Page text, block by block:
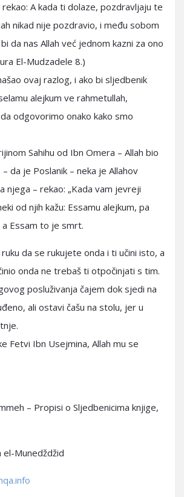
A kada ti dolaze, pozdravljaju te
nikad nije pozdravio, i među sobom
da nas Allah već jednom kazni za ono
El-Mudzadele 8.)
ovaj razlog, i ako bi sljedbenik
alejkum ve rahmetullah,
odgovorimo onako kako smo
Sahihu od Ibn Omera – Allah bio
da je Poslanik – neka je Allahov
njega – rekao: „Kada vam jevreji
od njih kažu: Essamu alejkum, pa
Essam to je smrt.
da se rukujete onda i ti učini isto, a
onda ne trebaš ti otpočinjati s tim.
posluživanja čajem dok sjedi na
ali ostavi čašu na stolu, jer u
Fetvi Ibn Usejmina, Allah mu se
– Propisi o Sljedbenicima knjige,
el-Munedždžid